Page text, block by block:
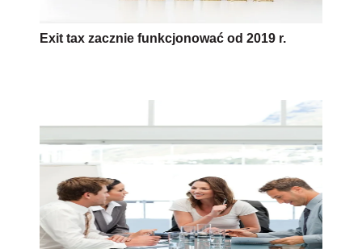
Exit tax zacznie funkcjonować od 2019 r.